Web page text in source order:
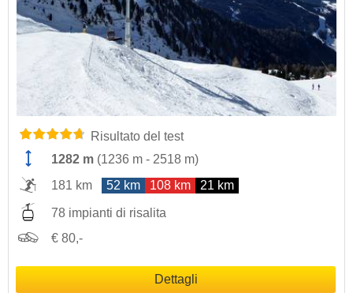
Risultato del test
1282 m (1236 m - 2518 m)
181 km
52 km 108 km 21 km
78 impianti di risalita
€ 80,-
Dettagli